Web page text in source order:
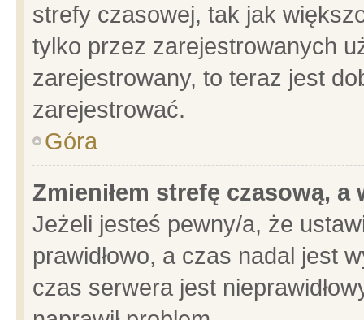
strefy czasowej, tak jak
tylko przez zarejestrowanych
zarejestrowany, to teraz jest
zarejestrować.
Góra
Zmieniłem strefę czasową,
Jeżeli jesteś pewny/a, że
prawidłowo, a czas nadal jest
czas serwera jest